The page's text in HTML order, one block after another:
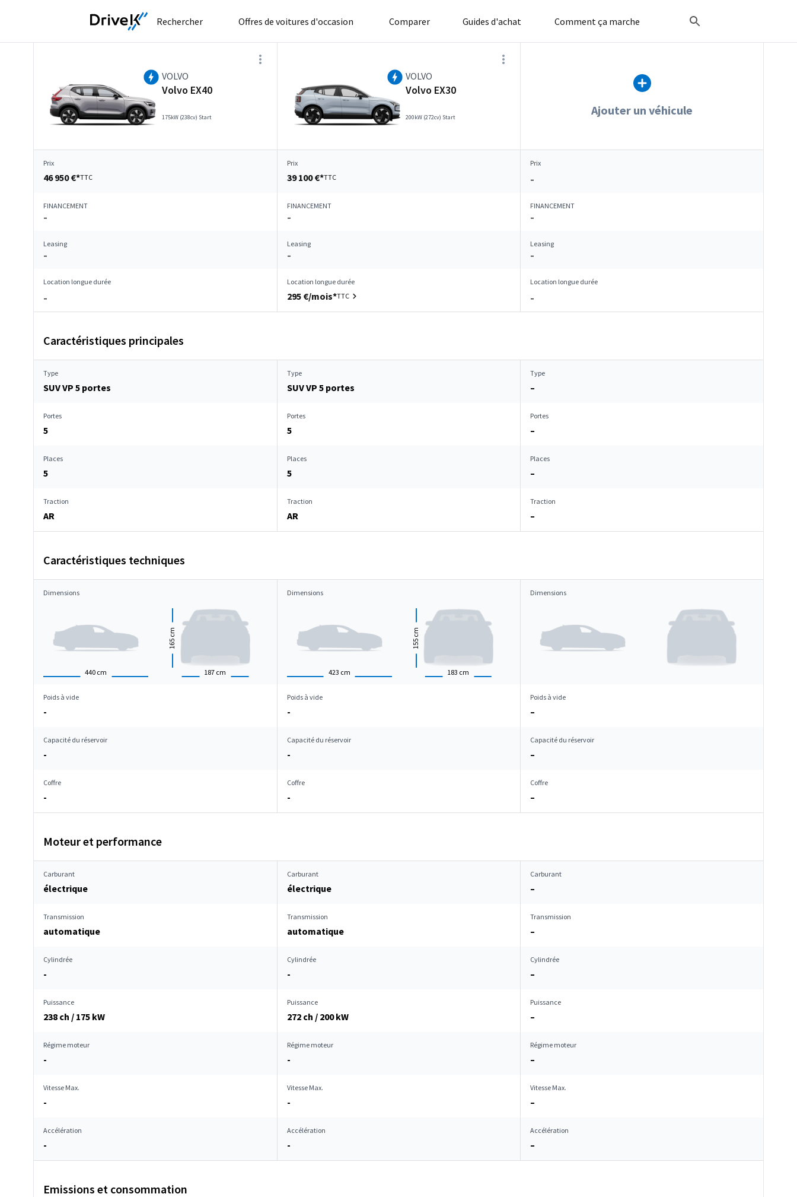
Rechercher Offres de voitures d'occasion Comparer Guides d'achat Comment ça marche
VOLVO
Volvo EX40
175kW (238cv) Start
VOLVO
Volvo EX30
200kW (272cv) Start Ajouter un véhicule
Prix
46 950 €*TTC
Prix
39 100 €*TTC
Prix
–
FINANCEMENT
–
FINANCEMENT
–
FINANCEMENT
–
Leasing
–
Leasing
–
Leasing
–
Location longue durée
–
Location longue durée
295 €/mois*TTC
Location longue durée
–
Caractéristiques principales
Type
SUV VP 5 portes
Type
SUV VP 5 portes
Type
–
Portes
5
Portes
5
Portes
–
Places
5
Places
5
Places
–
Traction
AR
Traction
AR
Traction
–
Caractéristiques techniques
Dimensions
440 cm 187 cm
165
cm
Dimensions
423 cm 183 cm
155
cm
Dimensions
Poids à vide
-
Poids à vide
-
Poids à vide
–
Capacité du réservoir
-
Capacité du réservoir
-
Capacité du réservoir
–
Coffre
-
Coffre
-
Coffre
–
Moteur et performance
Carburant
électrique
Carburant
électrique
Carburant
–
Transmission
automatique
Transmission
automatique
Transmission
–
Cylindrée
-
Cylindrée
-
Cylindrée
–
Puissance
238 ch / 175 kW
Puissance
272 ch / 200 kW
Puissance
–
Régime moteur
-
Régime moteur
-
Régime moteur
–
Vitesse Max.
-
Vitesse Max.
-
Vitesse Max.
–
Accélération
-
Accélération
-
Accélération
–
Emissions et consommation